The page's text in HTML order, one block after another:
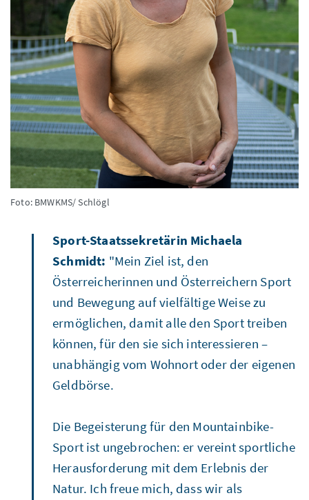
Foto: BMWKMS/ Schlögl
Sport-Staatssekretärin Michaela
Schmidt: "Mein Ziel ist, den
Österreicherinnen und Österreichern Sport
und Bewegung auf vielfältige Weise zu
ermöglichen, damit alle den Sport treiben
können, für den sie sich interessieren –
unabhängig vom Wohnort oder der eigenen
Geldbörse.
Die Begeisterung für den Mountainbike-
Sport ist ungebrochen: er vereint sportliche
Herausforderung mit dem Erlebnis der
Natur. Ich freue mich, dass wir als